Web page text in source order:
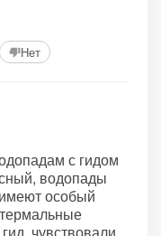
Нет
с гидом
водопады
особый